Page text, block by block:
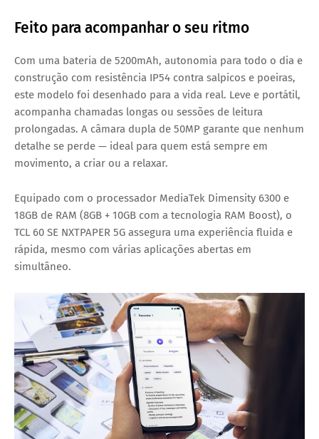
Feito para acompanhar o seu ritmo
Com uma bateria de 5200mAh, autonomia para todo o dia e
construção com resistência IP54 contra salpicos e poeiras,
este modelo foi desenhado para a vida real. Leve e portátil,
acompanha chamadas longas ou sessões de leitura
prolongadas. A câmara dupla de 50MP garante que nenhum
detalhe se perde — ideal para quem está sempre em
movimento, a criar ou a relaxar.
Equipado com o processador MediaTek Dimensity 6300 e
18GB de RAM (8GB + 10GB com a tecnologia RAM Boost), o
TCL 60 SE NXTPAPER 5G assegura uma experiência fluida e
rápida, mesmo com várias aplicações abertas em
simultâneo.